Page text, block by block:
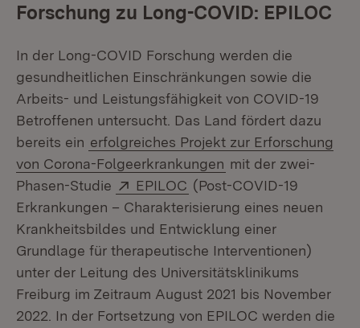
Forschung zu Long-COVID: EPILOC
In der Long-COVID Forschung werden die
gesundheitlichen Einschränkungen sowie die
Arbeits- und Leistungsfähigkeit von COVID-19
Betroffenen untersucht. Das Land fördert dazu
bereits ein erfolgreiches Projekt zur Erforschung
von Corona-Folgeerkrankungen mit der zwei-
Phasen-Studie
Extern:
EPILOC (Öffnet in neuem Fenster)
(Post-COVID-19
Erkrankungen – Charakterisierung eines neuen
Krankheitsbildes und Entwicklung einer
Grundlage für therapeutische Interventionen)
unter der Leitung des Universitätsklinikums
Freiburg im Zeitraum August 2021 bis November
2022. In der Fortsetzung von EPILOC werden die